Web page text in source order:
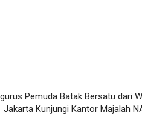
Pemuda Batak Bersatu dari
Jakarta Kunjungi Kantor Majalah